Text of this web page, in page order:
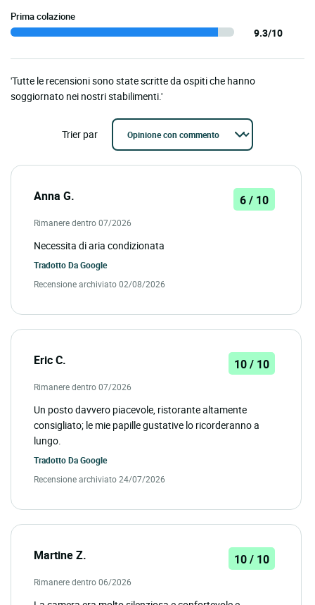
Prima colazione
9.3/10
'Tutte le recensioni sono state scritte da ospiti che hanno
soggiornato nei nostri stabilimenti.'
Trier par
Anna G. 6 / 10
Rimanere dentro 07/2026
Necessita di aria condizionata
Tradotto DaGoogle
Recensione archiviato 02/08/2026
Eric C. 10 / 10
Rimanere dentro 07/2026
Un posto davvero piacevole, ristorante altamente
consigliato; le mie papille gustative lo ricorderanno a
lungo.
Tradotto DaGoogle
Recensione archiviato 24/07/2026
Martine Z. 10 / 10
Rimanere dentro 06/2026